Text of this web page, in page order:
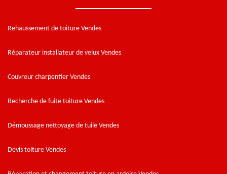
Rehaussement de toiture Vendes
Réparateur installateur de velux Vendes
Couvreur charpentier Vendes
Recherche de fuite toiture Vendes
Démoussage nettoyage de tuile Vendes
Devis toiture Vendes